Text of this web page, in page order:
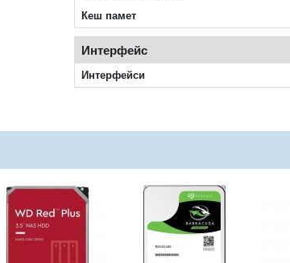
Кеш памет
Интерфейс
Интерфейси